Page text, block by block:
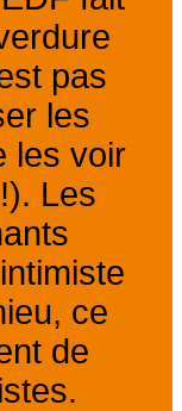
pas
les
les voir
Les
ce
de